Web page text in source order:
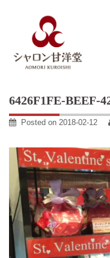
6426F1FE-BEEF-
Posted on 2018-02-12